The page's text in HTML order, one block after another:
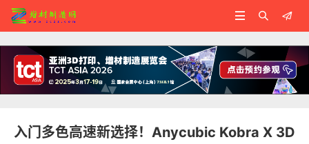



入门多色高速新选择！Anycubic Kobra X 3D